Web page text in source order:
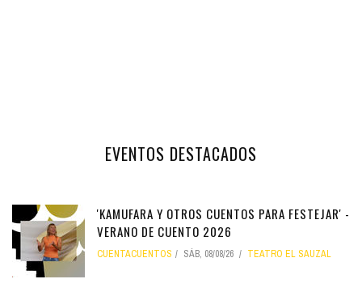
EVENTOS DESTACADOS
'KAMUFARA Y OTROS CUENTOS PARA FESTEJAR' -
VERANO DE CUENTO 2026
CUENTACUENTOS SÁB, 08/08/26 TEATRO EL SAUZAL